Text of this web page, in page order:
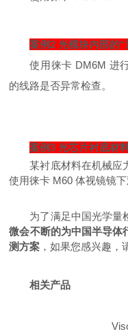
案例2 光模块内部的
使用徕卡 DM6M 进
的线路是否异常检查。
案例3 光芯片衬底材
某衬底材料在机械应
使用徕卡 M60 体视镜镜下
为了满足中国光学量
微会不断的为中国半导体
测方案 ，如果您感兴趣，
相关产品